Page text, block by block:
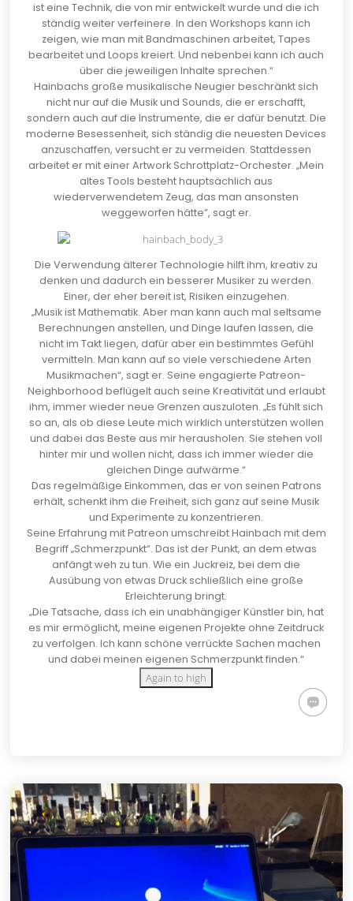
ist eine Technik, die von mir entwickelt wurde und die ich
ständig weiter verfeinere. In den Workshops kann ich
zeigen, wie man mit Bandmaschinen arbeitet, Tapes
bearbeitet und Loops kreiert. Und nebenbei kann ich auch
über die jeweiligen Inhalte sprechen.“
Hainbachs große musikalische Neugier beschränkt sich
nicht nur auf die Musik und Sounds, die er erschafft,
sondern auch auf die Instrumente, die er dafür benutzt. Die
moderne Besessenheit, sich ständig die neuesten Devices
anzuschaffen, versucht er zu vermeiden. Stattdessen
arbeitet er mit einer Artwork Schrottplatz-Orchester. „Mein
altes Tools besteht hauptsächlich aus
wiederverwendetem Zeug, das man ansonsten
weggeworfen hätte”, sagt er.
Die Verwendung älterer Technologie hilft ihm, kreativ zu
denken und dadurch ein besserer Musiker zu werden.
Einer, der eher bereit ist, Risiken einzugehen.
„Musik ist Mathematik. Aber man kann auch mal seltsame
Berechnungen anstellen, und Dinge laufen lassen, die
nicht im Takt liegen, dafür aber ein bestimmtes Gefühl
vermitteln. Man kann auf so viele verschiedene Arten
Musikmachen“, sagt er. Seine engagierte Patreon-
Neighborhood beflügelt auch seine Kreativität und erlaubt
ihm, immer wieder neue Grenzen auszuloten. „Es fühlt sich
so an, als ob diese Leute mich wirklich unterstützen wollen
und dabei das Beste aus mir herausholen. Sie stehen voll
hinter mir und wollen nicht, dass ich immer wieder die
gleichen Dinge aufwärme.“
Das regelmäßige Einkommen, das er von seinen Patrons
erhält, schenkt ihm die Freiheit, sich ganz auf seine Musik
und Experimente zu konzentrieren.
Seine Erfahrung mit Patreon umschreibt Hainbach mit dem
Begriff „Schmerzpunkt“. Das ist der Punkt, an dem etwas
anfängt weh zu tun. Wie ein Juckreiz, bei dem die
Ausübung von etwas Druck schließlich eine große
Erleichterung bringt.
„Die Tatsache, dass ich ein unabhängiger Künstler bin, hat
es mir ermöglicht, meine eigenen Projekte ohne Zeitdruck
zu verfolgen. Ich kann schöne verrückte Sachen machen
und dabei meinen eigenen Schmerzpunkt finden.“
Again to high